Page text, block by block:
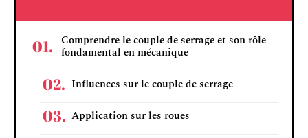
Comprendre le couple de serrage et son rôle
fondamental en mécanique
Influences sur le couple de serrage
Application sur les roues